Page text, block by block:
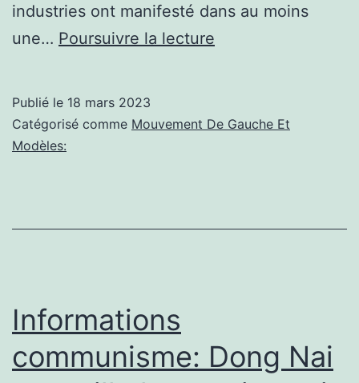
industries ont manifesté dans au moins
une… Poursuivre la lecture
Les
une
correspondre
Publié le 18 mars 2023
Catégorisé comme Mouvement De Gauche Et
Modèles:
Informations
communisme: Dong Nai